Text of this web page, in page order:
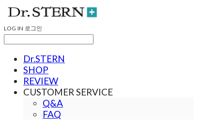
LOG IN 로그인
Dr.STERN
SHOP
REVIEW
CUSTOMER SERVICE
Q&A
FAQ